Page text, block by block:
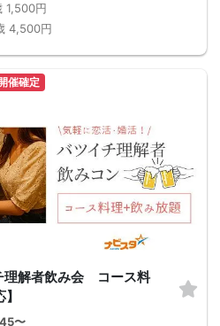
1,500円
4,500円
催確定
理解者飲み会 コース料
〜